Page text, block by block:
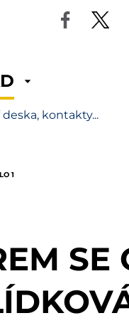
kontakty...
1
SE